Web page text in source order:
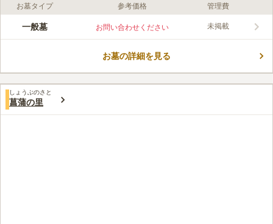
ライフドット編集部のコメント
東光メモリアルガーデンは、平井川とあきる台地を見渡せるとこ
を建てたり先祖の供養に使ったりできます。宗教不問で檀家にな
口コミ評価
みんなの評価
お墓タイプ 参考価格 管理費
一般墓 お問い合わせください 未掲載
お墓の詳細を見る
しょうぶのさと
菖蒲の里